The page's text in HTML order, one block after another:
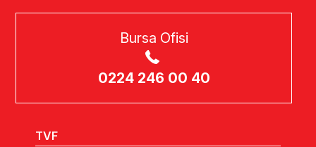
Bursa Ofisi
0224 246 00 40
TVF